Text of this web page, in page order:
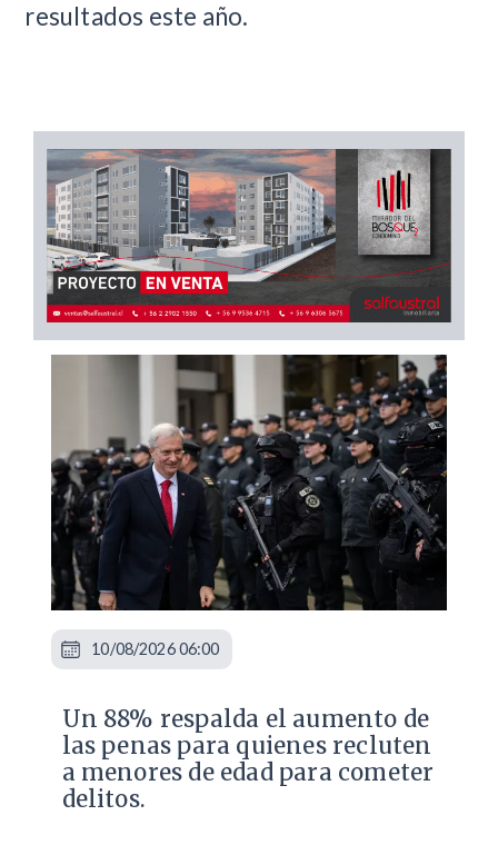
resultados este año.
Un 88% respalda el aumento de
las penas para quienes recluten
a menores de edad para cometer
delitos.
10/08/2026 06:00